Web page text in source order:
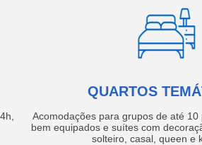
QUARTOS
Acomodações para grupos de até
bem equipados e suítes com
solteiro, casal, queen e